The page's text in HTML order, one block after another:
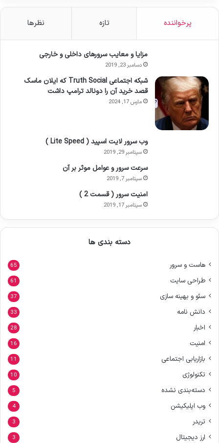
پرخواننده تازه نظرها
مزایا و معایب سرورهای داخلی و خارجی
دسامبر 23, 2019
شبکه اجتماعی Truth Social که ایلان ماسک
قصد خرید آن را دونالد ترامپ داشت
مارس 17, 2024
وب سرور لایت اسپید ( Lite Speed )
سپتامبر 29, 2019
سرعت سرور و عوامل موثر بر آن
سپتامبر 7, 2019
امنیت سرور ( قسمت 2 )
سپتامبر 17, 2019
دسته بندی ها
هاست و سرور 65
طراحی سایت 61
سئو و بهینه سازی 37
دانش نامه 33
اخبار 28
امنیت 16
بازاریابی اجتماعی 11
تکنولوژی 10
دسته‌بندی نشده 5
وب اپلیکیشن 4
تریدر 3
ارز دیجیتال 3